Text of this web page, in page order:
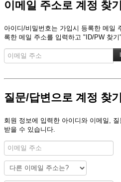
이메일 주소로 계정 찾기
아이디/비밀번호는 가입시 등록한 메일
록한 메일 주소를 입력하고 "ID/PW 찾기
질문/답변으로 계정 찾기
회원 정보에 입력한 아이디와 이메일,
받을 수 있습니다.